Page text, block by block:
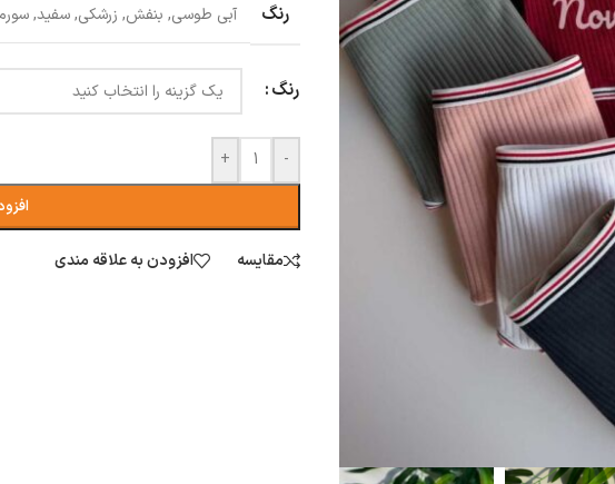
رنگ آبی طوسی, بنفش, زرشکی,سفید,
رنگ
-
+
مقایسه افزودن به علاقه مندی